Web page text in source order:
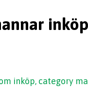
inköp, category